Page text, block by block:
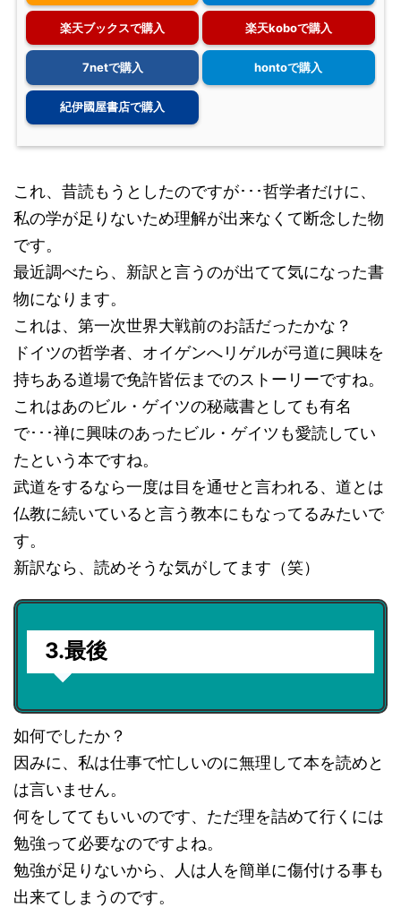
楽天ブックスで購入 楽天koboで購入
7netで購入 hontoで購入
紀伊國屋書店で購入
これ、昔読もうとしたのですが･･･哲学者だけに、
私の学が足りないため理解が出来なくて断念した物
です。
最近調べたら、新訳と言うのが出てて気になった書
物になります。
これは、第一次世界大戦前のお話だったかな？
ドイツの哲学者、オイゲンへリゲルが弓道に興味を
持ちある道場で免許皆伝までのストーリーですね。
これはあのビル・ゲイツの秘蔵書としても有名
で･･･禅に興味のあったビル・ゲイツも愛読してい
たという本ですね。
武道をするなら一度は目を通せと言われる、道とは
仏教に続いていると言う教本にもなってるみたいで
す。
新訳なら、読めそうな気がしてます（笑）
3.最後
如何でしたか？
因みに、私は仕事で忙しいのに無理して本を読めと
は言いません。
何をしててもいいのです、ただ理を詰めて行くには
勉強って必要なのですよね。
勉強が足りないから、人は人を簡単に傷付ける事も
出来てしまうのです。